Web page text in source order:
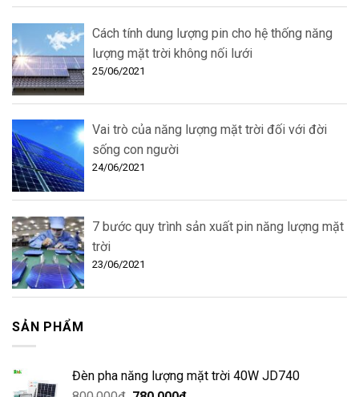
Cách tính dung lượng pin cho hệ thống năng
lượng mặt trời không nối lưới
25/06/2021
Vai trò của năng lượng mặt trời đối với đời
sống con người
24/06/2021
7 bước quy trình sản xuất pin năng lượng mặt
trời
23/06/2021
SẢN PHẨM
Đèn pha năng lượng mặt trời 40W JD740